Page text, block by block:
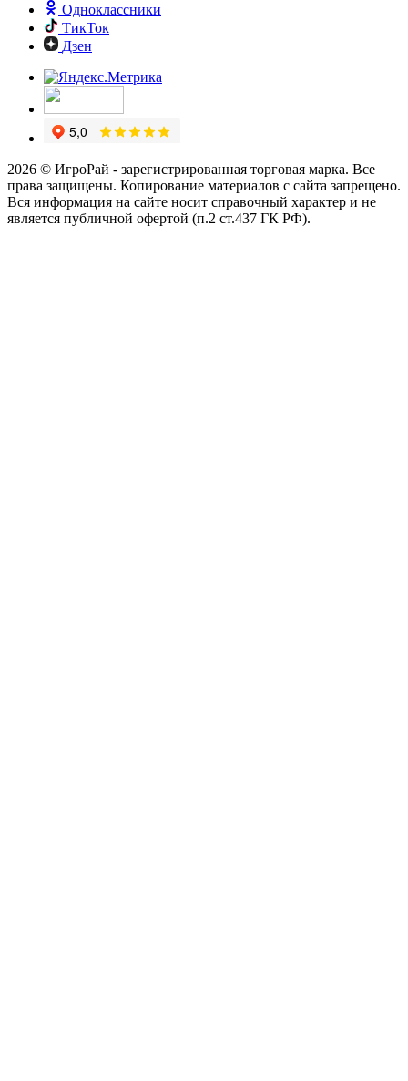
Одноклассники
ТикТок
Дзен
2026 © ИгроРай - зарегистрированная торговая марка. Все
права защищены. Копирование материалов с сайта запрещено.
Вся информация на сайте носит справочный характер и не
является публичной офертой (п.2 ст.437 ГК РФ).